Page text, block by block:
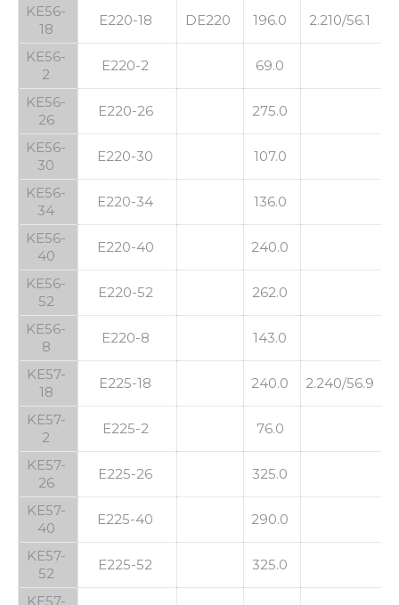
KE56-
18
E220-18 DE220 196.0 2.210/56.1
KE56-
2
E220-2 69.0
KE56-
26
E220-26 275.0
KE56-
30
E220-30 107.0
KE56-
34
E220-34 136.0
KE56-
40
E220-40 240.0
KE56-
52
E220-52 262.0
KE56-
8
E220-8 143.0
KE57-
18
E225-18 240.0 2.240/56.9
KE57-
2
E225-2 76.0
KE57-
26
E225-26 325.0
KE57-
40
E225-40 290.0
KE57-
52
E225-52 325.0
KE57-